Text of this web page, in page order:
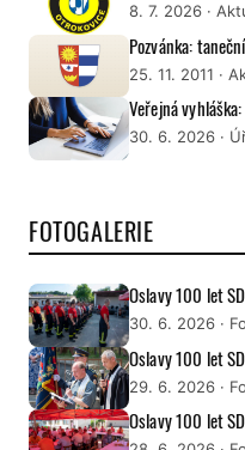
8. 7. 2026 ·
Pozvánka:
25. 11. 2011 ·
Veřejná
30. 6. 2026 ·
FOTOGALERIE
Oslavy 100 let
30. 6. 2026 ·
Oslavy 100 let
29. 6. 2026 ·
Oslavy 100 let